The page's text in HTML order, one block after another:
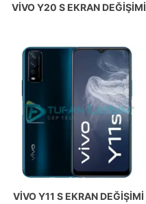
VIVO Y20 S EKRAN DEĞIŞIMI
VIVO Y11 S EKRAN DEĞIŞIMI